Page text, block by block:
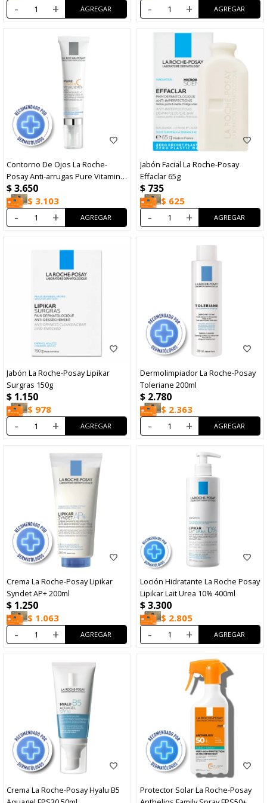
- + - +
Contorno De Ojos La Roche-
Posay Anti-arrugas Pure Vitamin C
15ml
$3.650
$ 3.103
- +
Jabón Facial La Roche-Posay
Effaclar 65g
$ 735
$ 625
- +
Jabón La Roche-Posay Lipikar
Surgras 150g
$ 1.150
$ 978
- +
Dermolimpiador La Roche-Posay
Toleriane 200ml
$ 2.780
$ 2.363
- +
Crema La Roche-Posay Lipikar
Syndet AP+ 200ml
$ 1.250
$ 1.063
- +
Loción Hidratante La Roche Posay
Lipikar Lait Urea 10% 400ml
$3.300
$ 2.805
- +
Crema La Roche-Posay Hyalu B5
Protector Solar La Roche-Posay